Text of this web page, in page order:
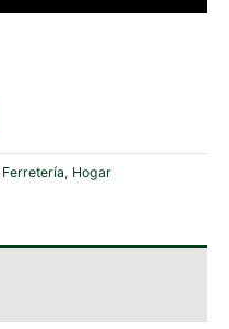
Ferretería, Hogar